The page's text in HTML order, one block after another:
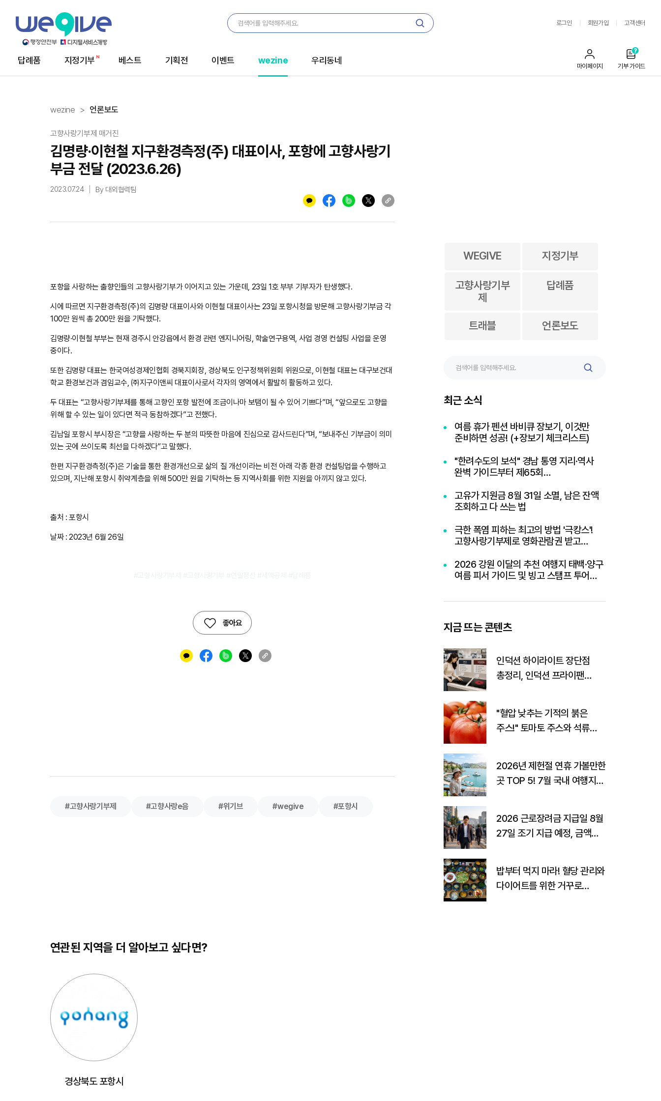
로그인 회원가입 고객센터
메
답례품 지정기부 베스트 기획전 이벤트 wezine 우리동네
마이페이지 기부 가이드
wezine 언론보도
고향사랑기부제 매거진
김명량·이현철 지구환경측정(주) 대표이사, 포항에 고향사랑기
부금 전달 (2023.6.26)
2023.07.24 By 대외협력팀
포항을 사랑하는 출향인들의 고향사랑기부가 이어지고 있는 가운데, 23일 1호 부부 기부자가 탄생했다.
시에 따르면 지구환경측정(주)의 김명량 대표이사와 이현철 대표이사는 23일 포항시청을 방문해 고향사랑기부금 각
100만 원씩 총 200만 원을 기탁했다.
김명량·이현철 부부는 현재 경주시 안강읍에서 환경 관련 엔지니어링, 학술연구용역, 사업 경영 컨설팅 사업을 운영
중이다.
또한 김명량 대표는 한국여성경제인협회 경북지회장, 경상북도 인구정책위원회 위원으로, 이현철 대표는 대구보건대
학교 환경보건과 겸임교수, ㈜지구이앤씨 대표이사로서 각자의 영역에서 활발히 활동하고 있다.
두 대표는 “고향사랑기부제를 통해 고향인 포항 발전에 조금이나마 보탬이 될 수 있어 기쁘다”며, “앞으로도 고향을
위해 할 수 있는 일이 있다면 적극 동참하겠다”고 전했다.
김남일 포항시 부시장은 “고향을 사랑하는 두 분의 따뜻한 마음에 진심으로 감사드린다”며, “보내주신 기부금이 의미
있는 곳에 쓰이도록 최선을 다하겠다”고 말했다.
한편 지구환경측정(주)은 기술을 통한 환경개선으로 삶의 질 개선이라는 비전 아래 각종 환경 컨설팅업을 수행하고
있으며, 지난해 포항시 취약계층을 위해 500만 원을 기탁하는 등 지역사회를 위한 지원을 아끼지 않고 있다.
출처 : 포항시
날짜 : 2023년 6월 26일
좋아요
#고향사랑기부제 #고향사랑e음 #위기브 #wegive #포항시
WEGIVE 지정기부
고향사랑기부
제
답례품
트래블 언론보도
검
최근 소식
여름 휴가 펜션 바비큐 장보기, 이것만
준비하면 성공! (+장보기 체크리스트)
"한려수도의 보석" 경남 통영 지리·역사
완벽 가이드부터 제65회
고유가 지원금 8월 31일 소멸, 남은 잔액
조회하고 다 쓰는 법
극한 폭염 피하는 최고의 방법 '극캉스'!
고향사랑기부제로 영화관람권 받고
2026 강원 이달의 추천 여행지 태백·양구
여름 피서 가이드 및 빙고 스탬프 투어
지금 뜨는 콘텐츠
인덕션 하이라이트 장단점
총정리, 인덕션 프라이팬
"혈압 낮추는 기적의 붉은
주스!" 토마토 주스와 석류
2026년 제헌절 연휴 가볼만한
곳 TOP 5! 7월 국내 여행지
2026 근로장려금 지급일 8월
27일 조기 지급 예정, 금액
밥부터 먹지 마라! 혈당 관리와
다이어트를 위한 거꾸로
연관된 지역을 더 알아보고 싶다면?
경상북도 포항시